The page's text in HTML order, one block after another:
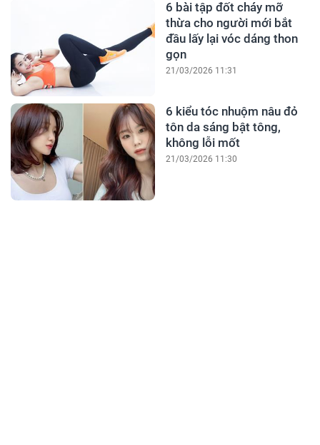
6 bài tập đốt cháy mỡ
thừa cho người mới bắt
đầu lấy lại vóc dáng thon
gọn
21/03/2026 11:31
6 kiểu tóc nhuộm nâu đỏ
tôn da sáng bật tông,
không lỗi mốt
21/03/2026 11:30